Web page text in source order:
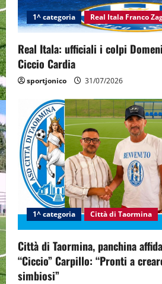
1^ categoria Real Itala Franco
Real Itala: ufficiali i colpi
Ciccio Cardia
sportjonico 31/07/2026
1^ categoria Città di Taormina
Città di Taormina, panchina
“Ciccio” Carpillo: “Pronti a
simbiosi”